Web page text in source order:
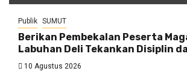
Publik SUMUT
Berikan Pembekalan Peserta
Labuhan Deli Tekankan Disiplin
10 Agustus 2026